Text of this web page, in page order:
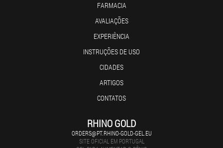
FARMACIA
AVALIAÇÕES
EXPERIÊNCIA
INSTRUÇÕES DE USO
CIDADES
ARTIGOS
CONTATOS
RHINO GOLD
ORDERS@PT.RHINO-GOLD-GEL.EU
SITE OFICIAL EM PORTUGAL